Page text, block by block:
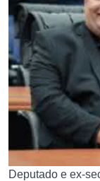
Deputado e ex-